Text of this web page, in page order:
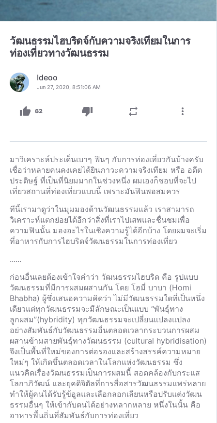
วัฒนธรรมไฮบริดจ์กับความจริงเทียมในการ
ท่องเที่ยวทางวัฒนธรรม
Ideoo
Jun 27, 2020, 8:51:06 AM
thumb_up 62 thumb_down repeat more_vert
มาวิเคราะห์ประเด็นเบาๆ ฟินๆ กับการท่องเที่ยวกันบ้างครับ
เชื่อว่าหลายคนคงเคยได้ยินภาวะความจริงเทียม หรือ อดีต
ประดิษฐ์ ที่เป็นที่นิยมมากในช่วงหนึ่ง ผมเองก็ชอบที่จะไป
เที่ยวสถานที่ท่องเที่ยวแบบนี้ เพราะมันฟินพอสมควร
ทีนี้เรามาดูว่าในมุมมองด้านวัฒนธรรมแล้ว เราสามารถ
วิเคราะห์แตกย่อยได้อีกว่าสิ่งที่เราไปเสพและชื่นชมเพื่อ
ความฟินนั้น มองอะไรในเชิงความรู้ได้อีกบ้าง โดยผมจะเริ่ม
ที่อาหารกับการไฮบริดจ์วัฒนธรรมในการท่องเที่ยว
......
ก่อนอื่นเลยต้องเข้าใจคำว่า วัฒนธรรมไฮบริด คือ รูปแบบ
วัฒนธรรมที่มีการผสมผสานกัน โดย โฮมี่ บาบา (Homi
Bhabha) ผู้ซึ่งเสนอความคิดว่า ไม่มีวัฒนธรรมใดที่เป็นหนึ่ง
เดียวแต่ทุกวัฒนธรรมจะมีลักษณะเป็นแบบ “พันธุ์ทาง
ลูกผสม”(hybridity) ทุกวัฒนธรรมจะเปลี่ยนแปลงแปลง
อย่างสัมพันธ์กับวัฒนธรรมอื่นตลอดเวลากระบวนการผสม
ผสานข้ามสายพันธุ์ทางวัฒนธรรม (cultural hybridisation)
จึงเป็นพื้นที่ใหม่ของการต่อรองและสร้างสรรค์ความหมาย
ใหม่ๆ ให้เกิดขึ้นตลอดเวลาในโลกแห่งวัฒนธรรม ซึ่ง
แนวคิดเรื่องวัฒนธรรมเป็นการผสมนี้ สอดคล้องกับกระแส
โลกาภิวัฒน์ และยุคดิจิตัลที่การสื่อสารวัฒนธรรมแพร่หลาย
ทำให้ผู้คนได้รับรู้ข้อูลและเลือกลอกเลียนหรือปรับแต่งวัฒน
ธรรมอื่นๆ ให้เข้ากับตนได้อย่างหลากหลาย หนึ่งในนั้น คือ
อาหารพื้นถิ่นที่สัมพันธ์กับการท่องเที่ยว